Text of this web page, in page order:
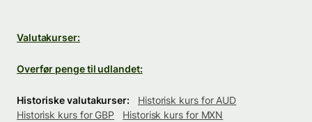
Valutakurser:
Overfør penge til udlandet:
Historiske valutakurser:
Historisk kurs for AUD
Historisk kurs for GBP
Historisk kurs for MXN